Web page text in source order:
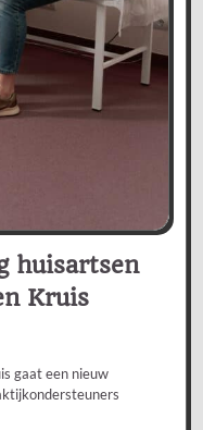
huisartsen
Kruis
gaat een nieuw